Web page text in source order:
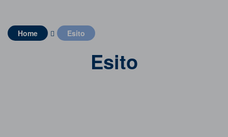
Home Esito
Esito